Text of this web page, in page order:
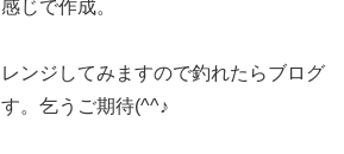
じで作成。
ンジしてみますので釣れたらブログ
。乞うご期待(^^♪